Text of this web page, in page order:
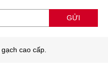
GỬI
cao cấp.